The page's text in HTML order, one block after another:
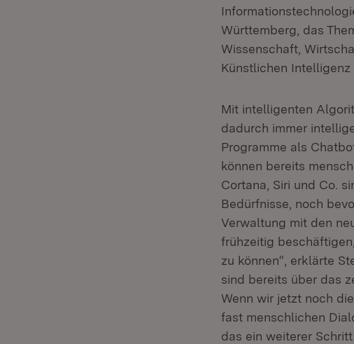
Württemberg, das
Wissenschaft,
Künstlichen
Mit intelligenten
dadurch immer
Programme als
können bereits
Cortana, Siri und Co.
Bedürfnisse, noch
Verwaltung mit den
frühzeitig
zu können“, erklärte
sind bereits über das
Wenn wir jetzt noch
fast menschlichen
das ein weiterer